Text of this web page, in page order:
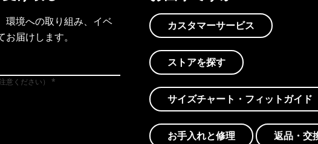
環境への取り組み、イベ
届けします。
意ください）
カスタマーサービス
ストアを探す
サイズチャート・フィットガイド
お手入れと修理 返品・交